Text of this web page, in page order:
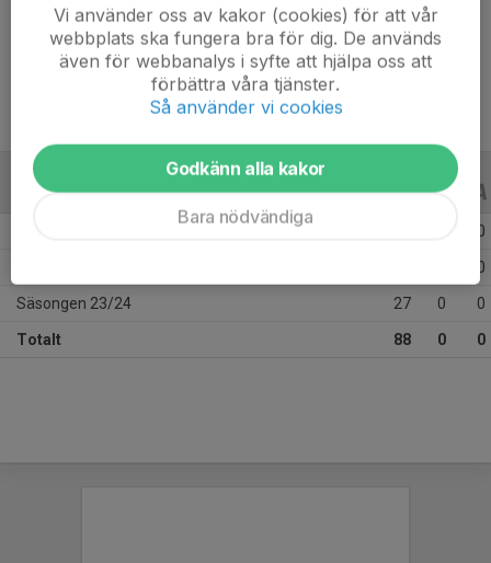
Position
-
Ålder
11 år
ALLA SERIER ALLA ÅR
0
0
Säsongen 23/24 27 0 0
Totalt 88 0 0
Vi använder oss av kakor (cookies) för att vår
webbplats ska fungera bra för dig. De används
även för webbanalys i syfte att hjälpa oss att
förbättra våra tjänster.
Så använder vi cookies
Godkänn alla kakor
Bara nödvändiga